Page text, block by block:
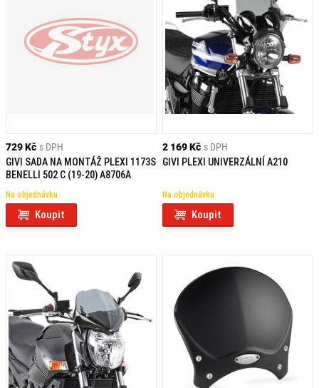
729 Kč s DPH
GIVI SADA NA MONTÁŽ PLEXI 1173S
BENELLI 502 C (19-20) A8706A
Na objednávku
Koupit
2 169 Kč s DPH
GIVI PLEXI UNIVERZÁLNÍ A210
Na objednávku
Koupit